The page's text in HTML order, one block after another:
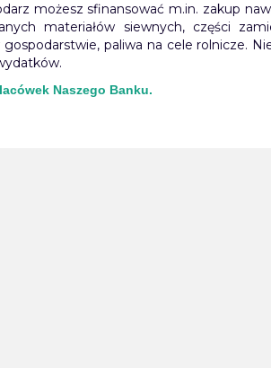
możesz sfinansować m.in. zakup
materiałów siewnych, części
paliwa na cele rolnicze.
Naszego Banku.